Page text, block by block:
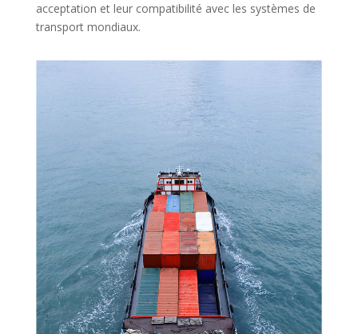
acceptation et leur compatibilité avec les systèmes de
transport mondiaux.